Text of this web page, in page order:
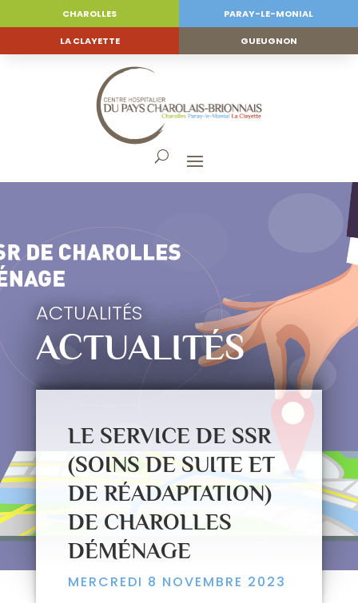
CHAROLLES PARAY-LE-MONIAL
LA CLAYETTE GUEUGNON
ACTUALITÉS
ACTUALITÉS
LE SERVICE DE SSR
(SOINS DE SUITE ET
DE RÉADAPTATION)
DE CHAROLLES
DÉMÉNAGE
MERCREDI 8 NOVEMBRE 2023